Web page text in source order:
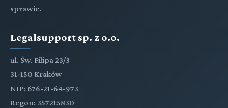
sprawie.
Legalsupport sp. z o.o.
ul. Św. Filipa 23/3
31-150 Kraków
NIP: 676-21-64-973
Regon: 357215830